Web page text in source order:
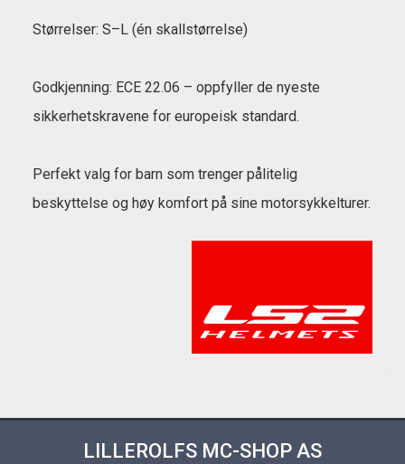
Størrelser: S–L (én skallstørrelse)
Godkjenning: ECE 22.06 – oppfyller de nyeste
sikkerhetskravene for europeisk standard.
Perfekt valg for barn som trenger pålitelig
beskyttelse og høy komfort på sine motorsykkelturer.
LILLEROLFS MC-SHOP AS